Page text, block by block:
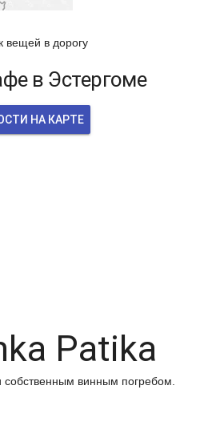
вещей в дорогу
в Эстергоме
НА КАРТЕ
Patika
винным погребом.